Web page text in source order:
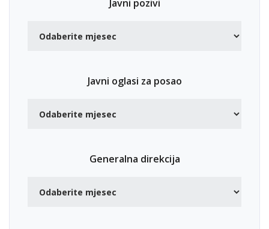
Javni pozivi
Javni oglasi za posao
Generalna direkcija